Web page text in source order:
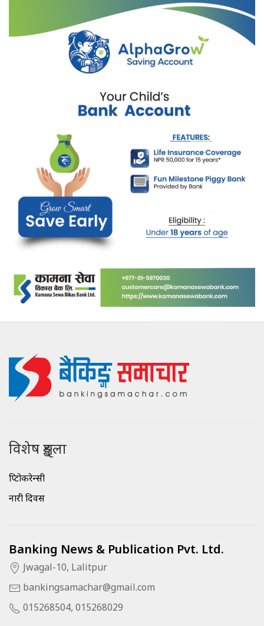
विशेष शृङ्खला
क्रिप्टोकरेन्सी
नारी दिवस
Banking News & Publication Pvt. Ltd.
Jwagal-10, Lalitpur
bankingsamachar@gmail.com
015268504, 015268029